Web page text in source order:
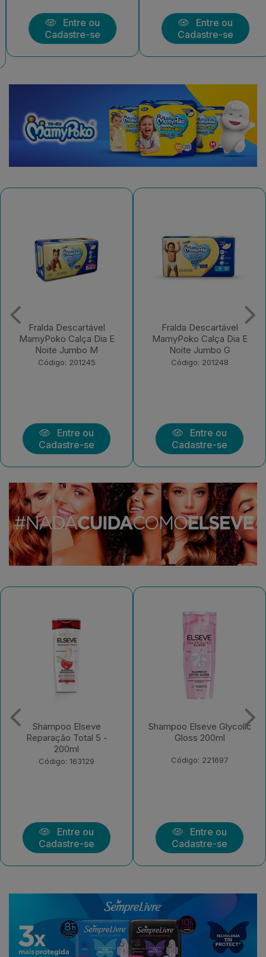
Entre ou
Cadastre-se
Entre ou
Cadastre-se
Fralda Descartável
MamyPoko Calça Dia E
Noite Jumbo G
Código: 201248
Entre ou
Cadastre-se
Fralda Descartável
MamyPoko Calça Dia E
Noite Jumbo XXG
Código: 201249
Entre ou
Cadastre-se
Shampoo Elseve Glycolic
Gloss 200ml
Código: 221697
Entre ou
Cadastre-se
Creme para Pentear
Elseve Colágeno Lifter
Código: 235526
Entre ou
Cadastre-se